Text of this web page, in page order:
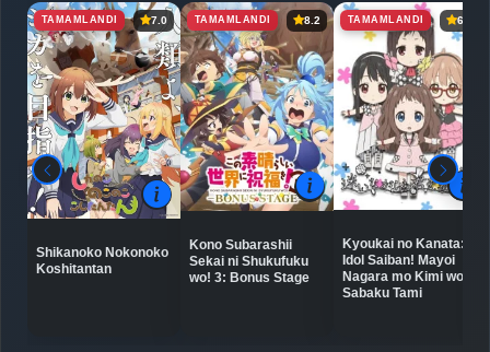
TAMAMLANDI 7.0
Shikanoko Nokonoko
Koshitantan
TAMAMLANDI 8.2
Kono Subarashii
Sekai ni Shukufuku
wo! 3: Bonus Stage
TAMAMLANDI 6.5
Kyoukai no Kanata:
Idol Saiban! Mayoi
Nagara mo Kimi wo
Sabaku Tami